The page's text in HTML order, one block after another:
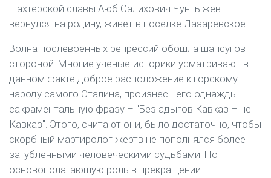
шахтерской славы Аюб Салихович Чунтыжев
вернулся на родину, живет в поселке Лазаревское.
Волна послевоенных репрессий обошла шапсугов
стороной. Многие ученые-историки усматривают в
данном факте доброе расположение к горскому
народу самого Сталина, произнесшего однажды
сакраментальную фразу – "Без адыгов Кавказ – не
Кавказ". Этого, считают они, было достаточно, чтобы
скорбный мартиролог жертв не пополнялся более
загубленными человеческими судьбами. Но
основополагающую роль в прекращении